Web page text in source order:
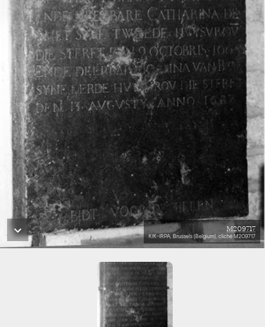
M209717
KIK-IRPA, Brussels (Belgium), cliché M209717